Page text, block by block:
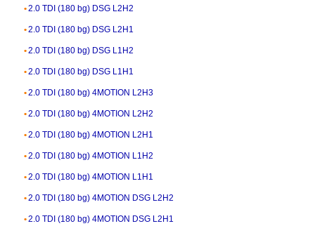
2.0 TDI (180 bg) DSG L2H2
2.0 TDI (180 bg) DSG L2H1
2.0 TDI (180 bg) DSG L1H2
2.0 TDI (180 bg) DSG L1H1
2.0 TDI (180 bg) 4MOTION L2H3
2.0 TDI (180 bg) 4MOTION L2H2
2.0 TDI (180 bg) 4MOTION L2H1
2.0 TDI (180 bg) 4MOTION L1H2
2.0 TDI (180 bg) 4MOTION L1H1
2.0 TDI (180 bg) 4MOTION DSG L2H2
2.0 TDI (180 bg) 4MOTION DSG L2H1